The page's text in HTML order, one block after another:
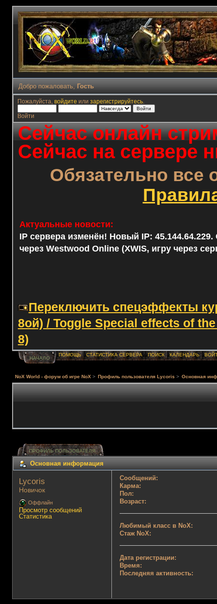
Добро пожаловать, Гость
Пожалуйста, войдите или зарегистрируйтесь.
Войти
Сейчас онлайн
Сейчас на сервере
Обязательно все
Актуальные новости:
IP сервера изменён! Новый IP: 45.144.64.229.
через Westwood Online (XWIS, игру через
Переключить спецэффекты
8ой) / Toggle Special effects of
8)
НАЧАЛО
ПОМОЩЬ СТАТИСТИКА СЕРВЕРА ПОИСК КАЛЕНДАРЬ
NoX World - форум об игре NoX > Профиль пользователя Lycoris > Основная
ПРОФИЛЬ ПОЛЬЗОВАТЕЛЯ
Основная информация
Lycoris
Новичок
Оффлайн
Просмотр сообщений
Статистика
Сообщений:
Карма:
Пол:
Возраст:
Любимый класс в NoX:
Стаж NoX:
Дата регистрации:
Время:
Последняя активность: